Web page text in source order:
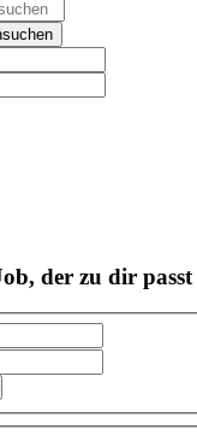
der zu dir passt